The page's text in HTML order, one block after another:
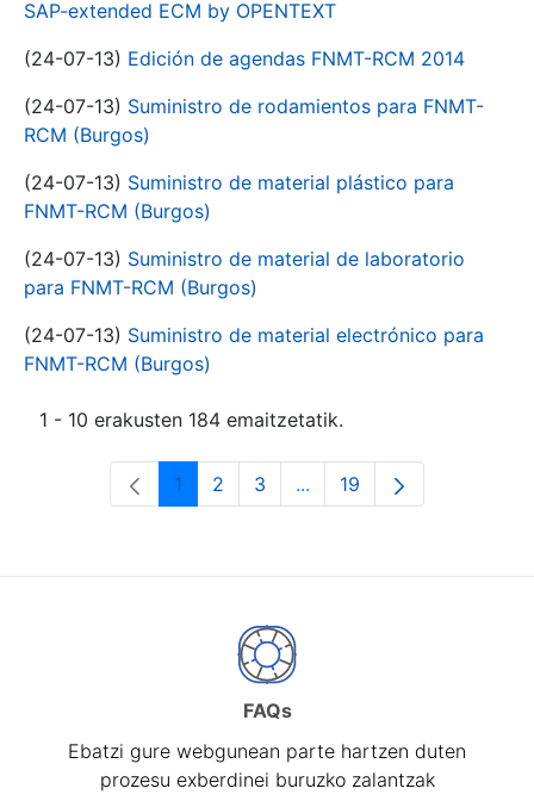
SAP-extended ECM by OPENTEXT
(24-07-13) Edición de agendas FNMT-RCM 2014
(24-07-13) Suministro de rodamientos para FNMT-
RCM (Burgos)
(24-07-13) Suministro de material plástico para
FNMT-RCM (Burgos)
(24-07-13) Suministro de material de laboratorio
para FNMT-RCM (Burgos)
(24-07-13) Suministro de material electrónico para
FNMT-RCM (Burgos)
1 - 10 erakusten 184 emaitzetatik.
Orrialdea
1 Orrialdea
2 Orrialdea
3 ...Intermediate Pages Use
Orrialdea
19
FAQs
Ebatzi gure webgunean parte hartzen duten
prozesu exberdinei buruzko zalantzak